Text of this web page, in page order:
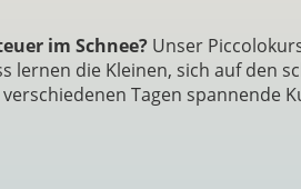
im Schnee? Unser
lernen die Kleinen, sich auf den
Tagen spannende